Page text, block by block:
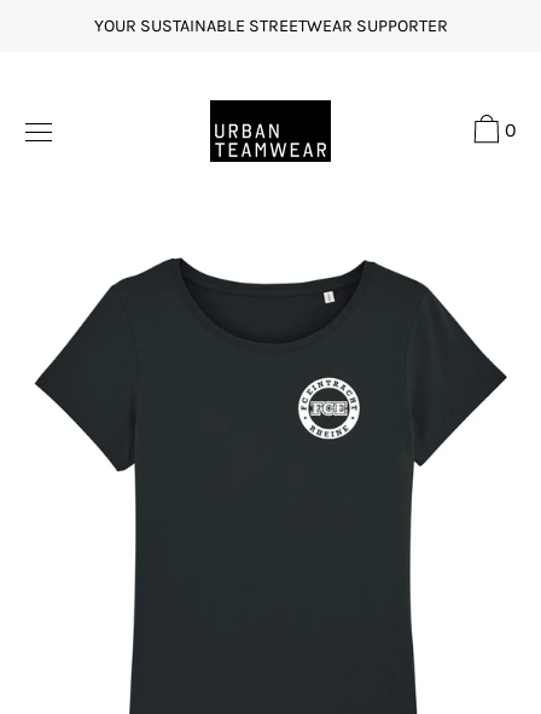
YOUR SUSTAINABLE STREETWEAR SUPPORTER
0